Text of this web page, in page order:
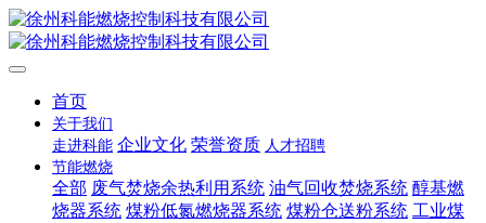
首页
关于我们
走进科能 企业文化 荣誉资质 人才招聘
节能燃烧
全部 废气焚烧余热利用系统 油气回收焚烧系统 醇基燃
烧器系统 煤粉低氮燃烧器系统 煤粉仓送粉系统 工业煤